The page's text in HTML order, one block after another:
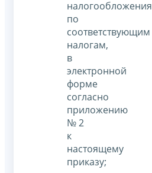
налогообложения
по
соответствующим
налогам,
в
электронной
форме
согласно
приложению
№ 2
к
настоящему
приказу;